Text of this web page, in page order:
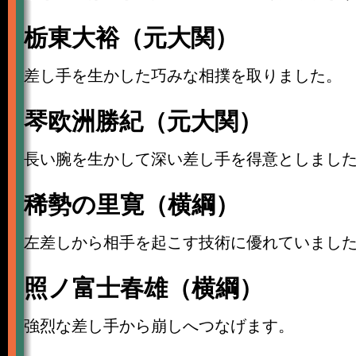
栃東大裕（元大関）
差し手を生かした巧みな相撲を取りました。
琴欧洲勝紀（元大関）
長い腕を生かして深い差し手を得意としました
稀勢の里寛（横綱）
左差しから相手を起こす技術に優れていました
照ノ富士春雄（横綱）
強烈な差し手から崩しへつなげます。